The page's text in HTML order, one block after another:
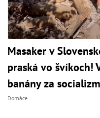
Masaker v
praská vo švíkoch!
banány za
Domáce